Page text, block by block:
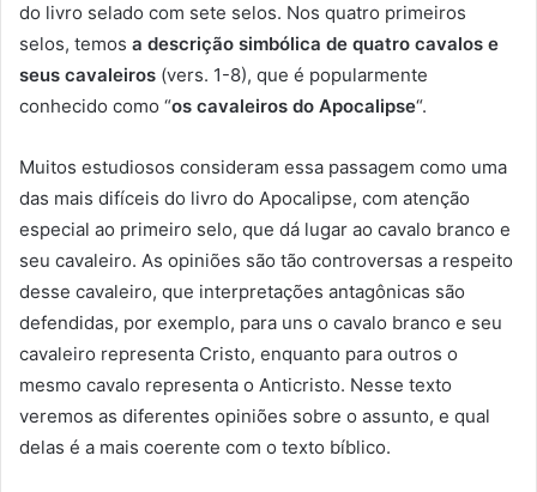
do livro selado com sete selos. Nos quatro primeiros
selos, temos a descrição simbólica de quatro cavalos e
seus cavaleiros (vers. 1-8), que é popularmente
conhecido como “os cavaleiros do Apocalipse“.
Muitos estudiosos consideram essa passagem como uma
das mais difíceis do livro do Apocalipse, com atenção
especial ao primeiro selo, que dá lugar ao cavalo branco e
seu cavaleiro. As opiniões são tão controversas a respeito
desse cavaleiro, que interpretações antagônicas são
defendidas, por exemplo, para uns o cavalo branco e seu
cavaleiro representa Cristo, enquanto para outros o
mesmo cavalo representa o Anticristo. Nesse texto
veremos as diferentes opiniões sobre o assunto, e qual
delas é a mais coerente com o texto bíblico.